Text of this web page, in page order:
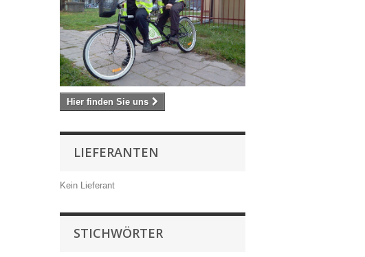
Hier finden Sie uns
LIEFERANTEN
Kein Lieferant
STICHWÖRTER